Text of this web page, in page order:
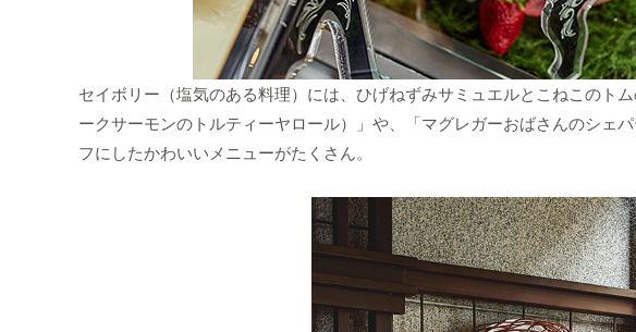
セイボリー（塩気のある料理）には、ひげねずみサミュエルとこねこのト
ークサーモンのトルティーヤロール）」や、「マグレガーおばさんのシェ
フにしたかわいいメニューがたくさん。